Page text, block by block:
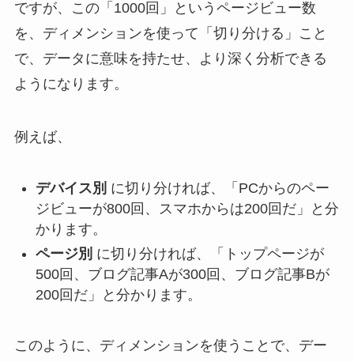
ですが、この「1000回」というページビュー数
を、ディメンションを使って「切り分ける」こと
で、データに意味を持たせ、より深く分析できる
ようになります。
例えば、
デバイス別 に切り分ければ、「PCからのペー
ジビューが800回、スマホからは200回だ」と分
かります。
ページ別 に切り分ければ、「トップページが
500回、ブログ記事Aが300回、ブログ記事Bが
200回だ」と分かります。
このように、ディメンションを使うことで、デー